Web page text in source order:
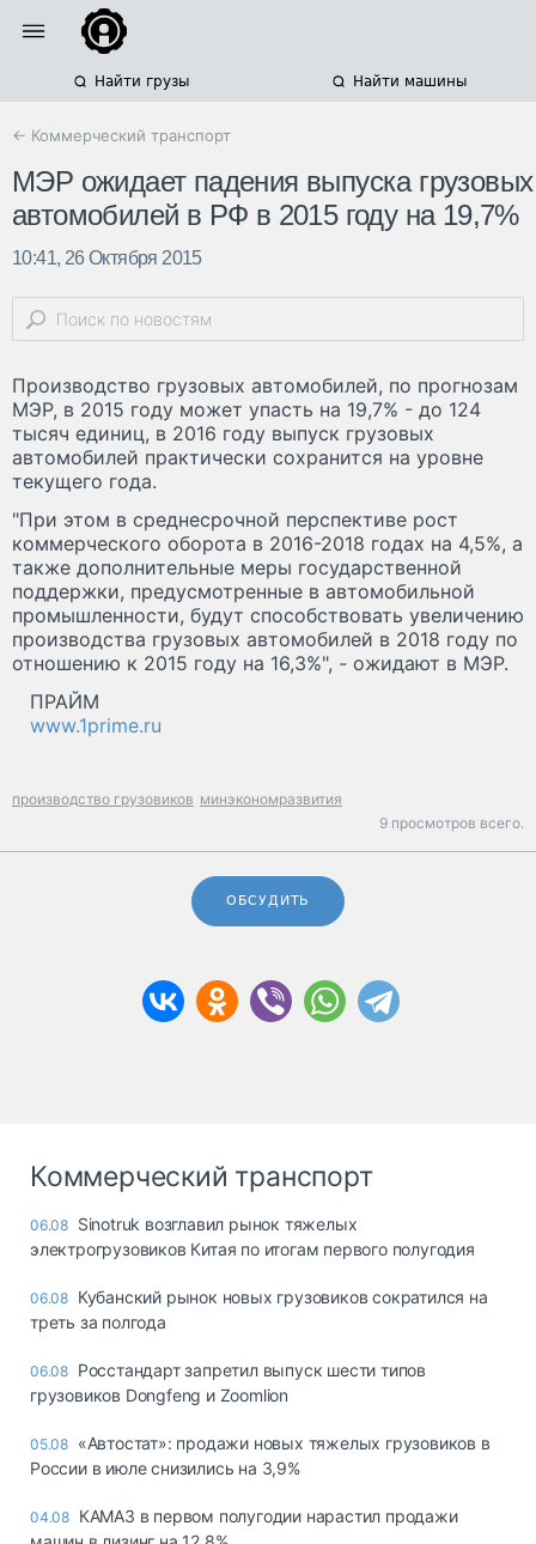
Найти грузы Найти машины
← Коммерческий транспорт
МЭР ожидает падения выпуска грузовых
автомобилей в РФ в 2015 году на 19,7%
10:41, 26 Октября 2015
Производство грузовых автомобилей, по прогнозам
МЭР, в 2015 году может упасть на 19,7% - до 124
тысяч единиц, в 2016 году выпуск грузовых
автомобилей практически сохранится на уровне
текущего года.
"При этом в среднесрочной перспективе рост
коммерческого оборота в 2016-2018 годах на 4,5%, а
также дополнительные меры государственной
поддержки, предусмотренные в автомобильной
промышленности, будут способствовать увеличению
производства грузовых автомобилей в 2018 году по
отношению к 2015 году на 16,3%", - ожидают в МЭР.
ПРАЙМ
www.1prime.ru
производство грузовиков минэкономразвития
9 просмотров всего.
ОБСУДИТЬ
Коммерческий транспорт
06.08 Sinotruk возглавил рынок тяжелых
электрогрузовиков Китая по итогам первого полугодия
06.08 Кубанский рынок новых грузовиков сократился на
треть за полгода
06.08 Росстандарт запретил выпуск шести типов
грузовиков Dongfeng и Zoomlion
05.08 «Автостат»: продажи новых тяжелых грузовиков в
России в июле снизились на 3,9%
04.08 КАМАЗ в первом полугодии нарастил продажи